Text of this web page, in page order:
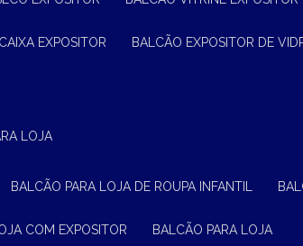
EXPOSITOR BALCÃO EXPOSITOR DE
LOJA
BALCÃO PARA LOJA DE ROUPA INFANTIL
COM EXPOSITOR BALCÃO PARA LOJA